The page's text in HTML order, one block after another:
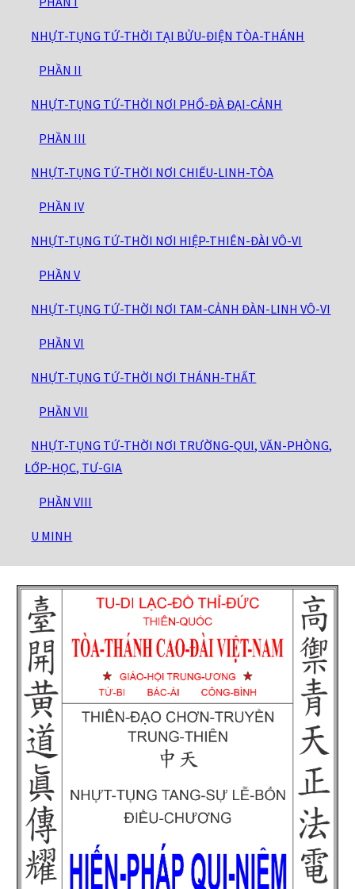
NHỰT-TỤNG TỨ-THỜI TẠI BỬU-ĐIỆN TÒA-THÁNH
PHẦN II
NHỰT-TỤNG TỨ-THỜI NƠI PHỔ-ĐÀ ĐẠI-CẢNH
PHẦN III
NHỰT-TỤNG TỨ-THỜI NƠI CHIẾU-LINH-TÒA
PHẦN IV
NHỰT-TỤNG TỨ-THỜI NƠI HIỆP-THIÊN-ĐÀI VÔ-VI
PHẦN V
NHỰT-TỤNG TỨ-THỜI NƠI TAM-CẢNH ĐÀN-LINH VÔ-VI
PHẦN VI
NHỰT-TỤNG TỨ-THỜI NƠI THÁNH-THẤT
PHẦN VII
NHỰT-TỤNG TỨ-THỜI NƠI TRƯỜNG-QUI, VĂN-PHÒNG,
LỚP-HỌC, TƯ-GIA
PHẦN VIII
U MINH